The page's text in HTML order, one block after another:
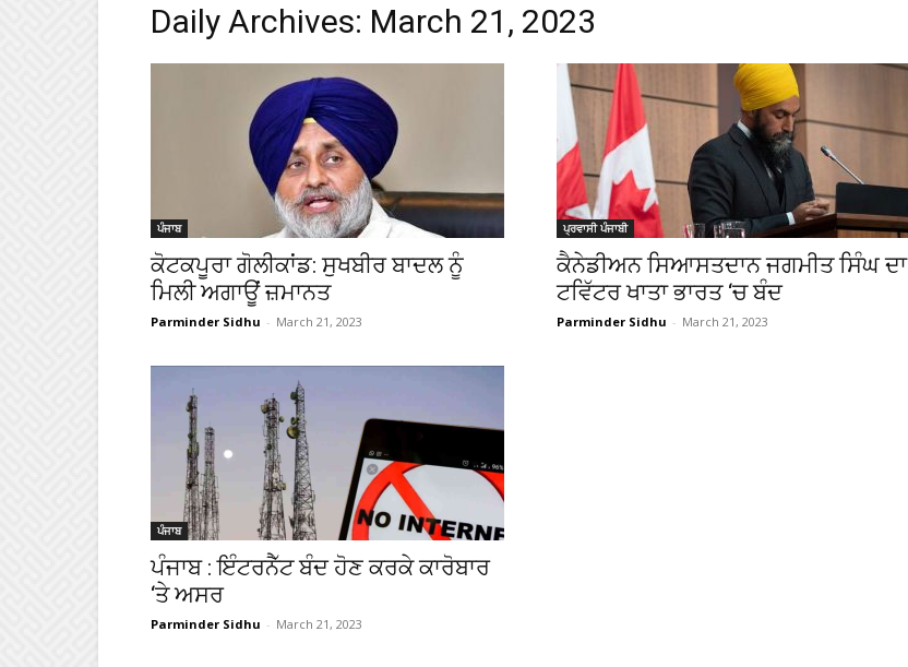
Daily Archives: March 21, 2023
ਪੰਜਾਬ
ਕੋਟਕਪੂਰਾ ਗੋਲੀਕਾਂਡ: ਸੁਖਬੀਰ ਬਾਦਲ ਨੂੰ
ਮਿਲੀ ਅਗਾਊਂ ਜ਼ਮਾਨਤ
Parminder Sidhu - March 21, 2023
ਪ੍ਰਵਾਸੀ ਪੰਜਾਬੀ
ਕੈਨੇਡੀਅਨ ਸਿਆਸਤਦਾਨ ਜਗਮੀਤ ਸਿੰਘ ਦਾ
ਟਵਿੱਟਰ ਖਾਤਾ ਭਾਰਤ ‘ਚ ਬੰਦ
Parminder Sidhu - March 21, 2023
ਪੰਜਾਬ
ਪੰਜਾਬ : ਇੰਟਰਨੈੱਟ ਬੰਦ ਹੋਣ ਕਰਕੇ ਕਾਰੋਬਾਰ
‘ਤੇ ਅਸਰ
Parminder Sidhu - March 21, 2023